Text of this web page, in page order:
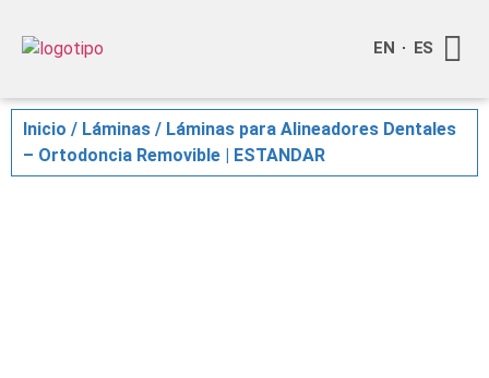
EN ES
Inicio / Láminas / Láminas para Alineadores Dentales
– Ortodoncia Removible | ESTANDAR